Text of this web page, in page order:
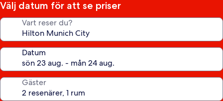
Välj datum för att se priser
Vart reser du?
Datum
Gäster